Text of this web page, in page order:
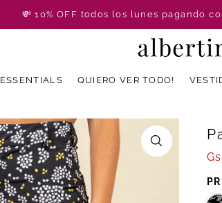
💸 10% OFF todos los lunes pagando
ESSENTIALS QUIERO VER TODO!